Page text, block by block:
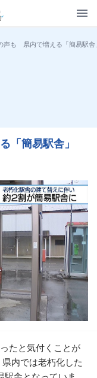
声も 県内で増える「簡易駅舎
「簡易駅舎」
たと気付くことが
内では老朽化した